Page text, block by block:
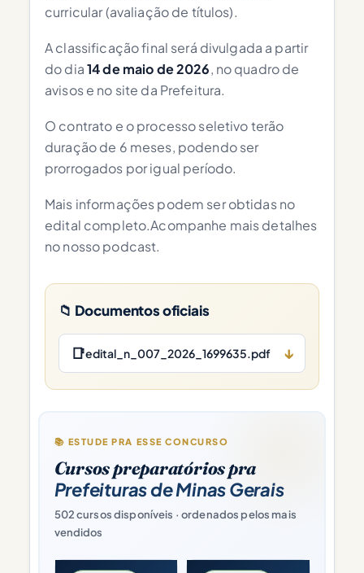
curricular (avaliação de títulos).
A classificação final será divulgada a partir
do dia14 de maio de 2026, no quadro de
avisos e no site da Prefeitura.
O contrato e o processo seletivo terão
duração de 6 meses, podendo ser
prorrogados por igual período.
Mais informações podem ser obtidas no
edital completo.Acompanhe mais detalhes
no nosso podcast.
📁 Documentos oficiais
📑edital_n_007_2026_1699635.pdf ↓
📚 ESTUDE PRA ESSE CONCURSO
Cursos preparatórios pra
Prefeituras de Minas Gerais
502 cursos disponíveis · ordenados pelos mais
vendidos